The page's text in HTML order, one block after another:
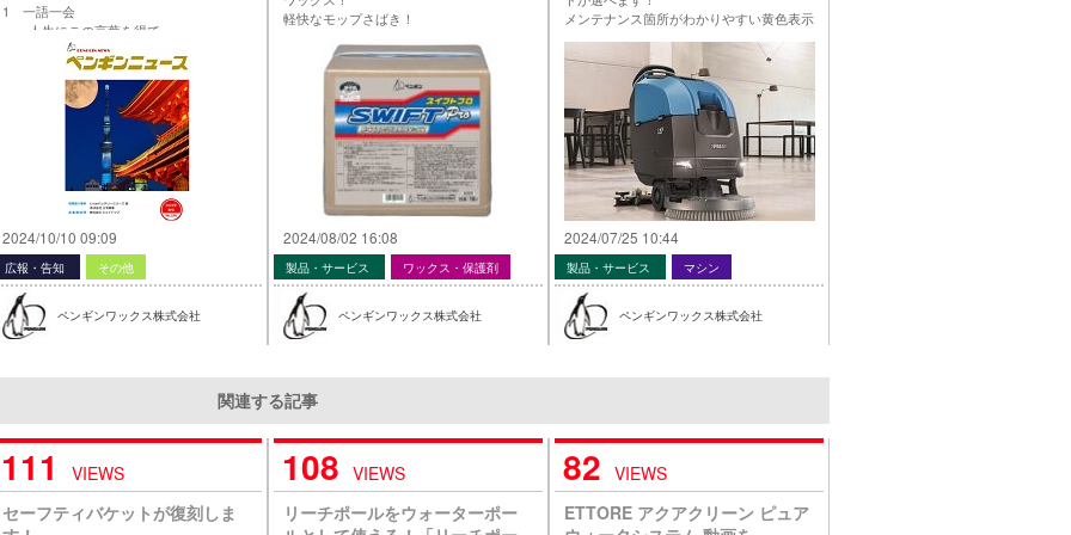
1 一語一会
人生にこの言葉を得て
ホスピタリティある清掃管理！
「信用」だけでなく「信頼」のおけ
る会社に！
株式会社エスコ
代表取締役社長 西川 峻石さん
2 ペンギン イチオシ
レストルームの総合洗剤
レストルーム泡スプレー
Li-ionバッテリーシリーズ編
作業性を上げるためには、
セットでなければ意味がない！
株式会社…
2024/10/10 09:09
広報・告知 その他
ペンギンワックス株式会社
軽快なモップさばき！
2024/08/02 16:08
製品・サービス ワックス・保護剤
ペンギンワックス株式会社
メンテナンス箇所がわかりやすい黄色表示
詳しくは”製品案内”で！
2024/07/25 10:44
製品・サービス マシン
ペンギンワックス株式会社
関連する記事
111
VIEWS
セーフティバケットが復刻しま
108 VIEWS
リーチポールをウォーターポー
82 VIEWS
ETTORE アクアクリーン ピュア